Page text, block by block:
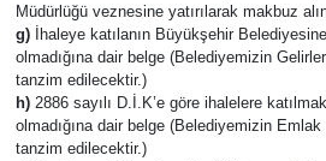
Müdürlüğü veznesine yatırılarak makbuz
g)
İhaleye katılanın Büyükşehir
olmadığına dair belge (Belediyemizin
tanzim edilecektir.)
h)2886 sayılı D.İ.K’e göre ihalelere
olmadığına dair belge (Belediyemizin
tanzim edilecektir.)